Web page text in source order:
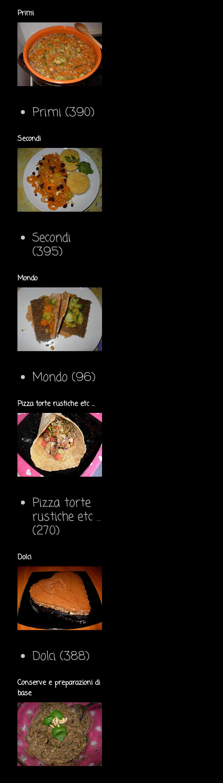
Primi
Primi (390)
Secondi
Secondi
(395)
Mondo
Mondo (96)
Pizza torte rustiche etc ...
Pizza torte
rustiche etc ...
(270)
Dolci
Dolci (388)
Conserve e preparazioni di
base